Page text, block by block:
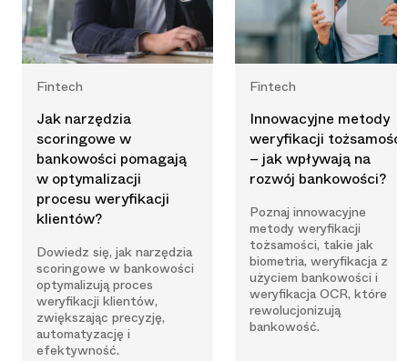
Fintech
Jak narzędzia
scoringowe w
bankowości pomagają
w optymalizacji
procesu weryfikacji
klientów?
Dowiedz się, jak narzędzia
scoringowe w bankowości
optymalizują proces
weryfikacji klientów,
zwiększając precyzję,
automatyzację i
efektywność.
Fintech
Innowacyjne metody
weryfikacji tożsamości
– jak wpływają na
rozwój bankowości?
Poznaj innowacyjne
metody weryfikacji
tożsamości, takie jak
biometria, weryfikacja z
użyciem bankowości i
weryfikacja OCR, które
rewolucjonizują
bankowość.